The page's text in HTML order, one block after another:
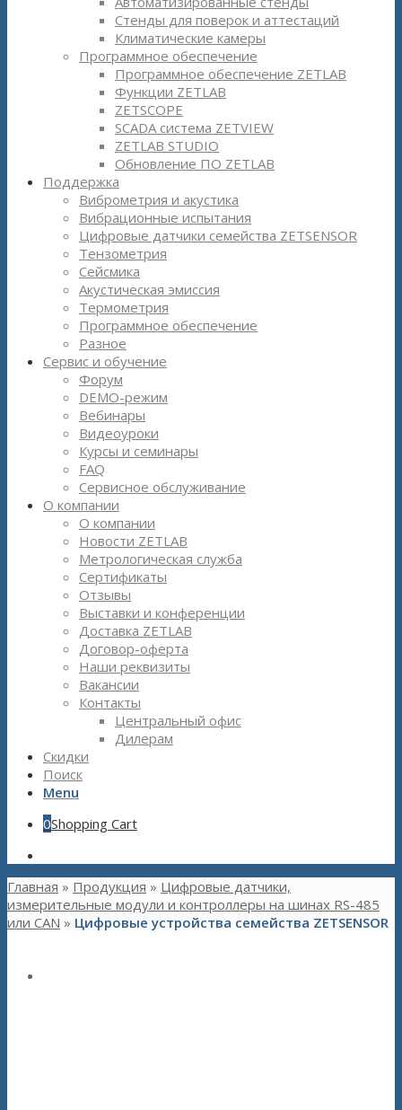
Стенды для поверок и аттестаций
Климатические камеры
Программное обеспечение
Программное обеспечение ZETLAB
Функции ZETLAB
ZETSCOPE
SCADA система ZETVIEW
ZETLAB STUDIO
Обновление ПО ZETLAB
Поддержка
Виброметрия и акустика
Вибрационные испытания
Цифровые датчики семейства ZETSENSOR
Тензометрия
Сейсмика
Акустическая эмиссия
Термометрия
Программное обеспечение
Разное
Сервис и обучение
Форум
DEMO-режим
Вебинары
Видеоуроки
Курсы и семинары
FAQ
Сервисное обслуживание
О компании
О компании
Новости ZETLAB
Метрологическая служба
Сертификаты
Отзывы
Выставки и конференции
Доставка ZETLAB
Договор-оферта
Наши реквизиты
Вакансии
Контакты
Центральный офис
Дилерам
Скидки
Поиск
Menu
0Shopping Cart
Главная » Продукция » Цифровые датчики,
измерительные модули и контроллеры на шинах RS-485
или CAN » Цифровые устройства семейства ZETSENSOR